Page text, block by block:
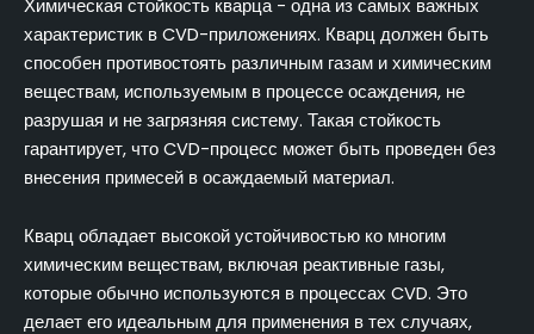
Химическая стойкость кварца - одна из самых важных
характеристик в CVD-приложениях. Кварц должен быть
способен противостоять различным газам и химическим
веществам, используемым в процессе осаждения, не
разрушая и не загрязняя систему. Такая стойкость
гарантирует, что CVD-процесс может быть проведен без
внесения примесей в осаждаемый материал.
Кварц обладает высокой устойчивостью ко многим
химическим веществам, включая реактивные газы,
которые обычно используются в процессах CVD. Это
делает его идеальным для применения в тех случаях,